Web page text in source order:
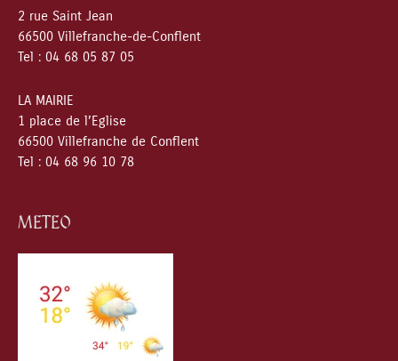
2 rue Saint Jean
66500 Villefranche-de-Conflent
Tel : 04 68 05 87 05
LA MAIRIE
1 place de l’Eglise
66500 Villefranche de Conflent
Tel : 04 68 96 10 78
METEO